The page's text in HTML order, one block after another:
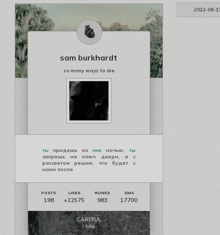
2022-08-
sam burkhardt
so many ways to die
ты придешь комне ночью,ты
запрешь на ключ двери, а с
рассветом решим, что будет с
нами после
198 +22575 983 17700
CAREFUL
i bite